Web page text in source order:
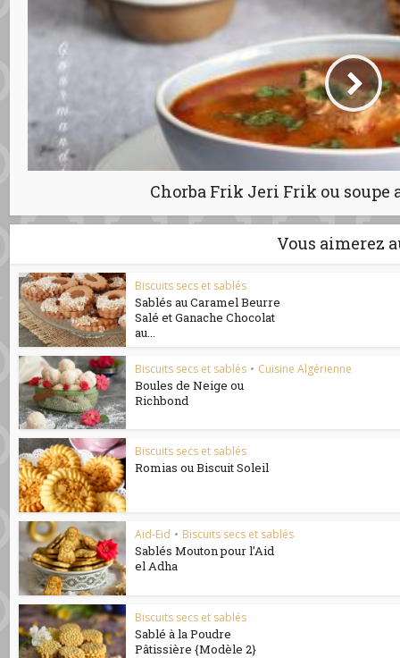
Chorba Frik Jeri Frik ou soupe
Vous aimerez
Biscuits secs et sablés
Sablés au Caramel Beurre
Salé et Ganache Chocolat
au...
Biscuits secs et sablés • Cuisine Algérienne
Boules de Neige ou
Richbond
Biscuits secs et sablés
Romias ou Biscuit Soleil
Aid-Eid • Biscuits secs et sablés
Sablés Mouton pour l’Aid
el Adha
Biscuits secs et sablés
Sablé à la Poudre
Pâtissière {Modèle 2}